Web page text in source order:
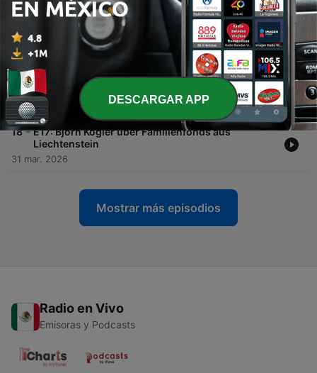
20 - E19: Matthias Staubli über FASTER - die neue EU-
Richtlinie zur Quellensteuer-Entlastung
Thu, 7 May 2026 06:35:49 +0000
19 - E18: Prafull Sharma und Nienke Meester-Gerdesic
über die kommende Welle im Core-Banking
23 abr. 2026
18 - E17: Björn Kogler über Familienfonds aus
Liechtenstein
31 mar. 2026
Mostrar más episodios
Radio en Vivo
Emisoras y Podcasts
DESCARGAR APP